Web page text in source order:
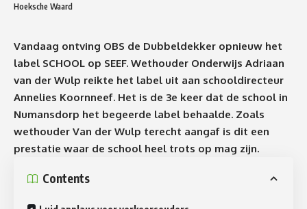
Hoeksche Waard
Vandaag ontving OBS de Dubbeldekker opnieuw het
label SCHOOL op SEEF. Wethouder Onderwijs Adriaan
van der Wulp reikte het label uit aan schooldirecteur
Annelies Koornneef. Het is de 3e keer dat de school in
Numansdorp het begeerde label behaalde. Zoals
wethouder Van der Wulp terecht aangaf is dit een
prestatie waar de school heel trots op mag zijn.
Contents